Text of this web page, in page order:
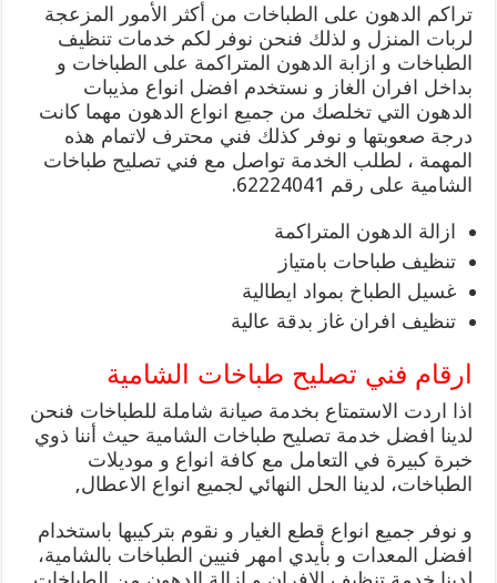
تراكم الدهون على الطباخات من أكثر الأمور المزعجة
لربات المنزل و لذلك فنحن نوفر لكم خدمات تنظيف
الطباخات و ازابة الدهون المتراكمة على الطباخات و
بداخل افران الغاز و نستخدم افضل انواع مذيبات
الدهون التي تخلصك من جميع انواع الدهون مهما كانت
درجة صعوبتها و نوفر كذلك فني محترف لاتمام هذه
المهمة ، لطلب الخدمة تواصل مع فني تصليح طباخات
الشامية على رقم 62224041.
ازالة الدهون المتراكمة
تنظيف طباحات بامتياز
غسيل الطباخ بمواد ايطالية
تنظيف افران غاز بدقة عالية
ارقام فني تصليح طباخات الشامية
اذا اردت الاستمتاع بخدمة صيانة شاملة للطباخات فنحن
لدينا افضل خدمة تصليح طباخات الشامية حيث أننا ذوي
خبرة كبيرة في التعامل مع كافة انواع و موديلات
الطباخات، لدينا الحل النهائي لجميع انواع الاعطال,
و نوفر جميع انواع قطع الغيار و نقوم بتركيبها باستخدام
افضل المعدات و بأيدي امهر فنيين الطباخات بالشامية،